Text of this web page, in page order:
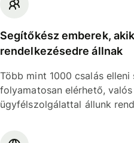
Segítőkész emberek,
rendelkezésedre állnak
Több mint 1000 csalás
folyamatosan elérhető,
ügyfélszolgálattal állunk